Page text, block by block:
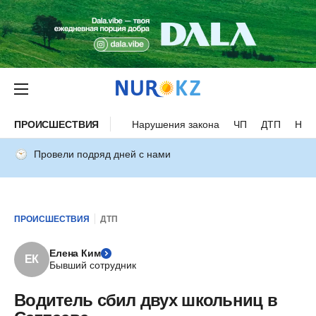
ПРОИСШЕСТВИЯ Нарушения закона ЧП ДТП
Провели подряд дней с нами
ПРОИСШЕСТВИЯ ДТП
ЕК
Елена Ким
Бывший сотрудник
Водитель сбил двух школьниц в